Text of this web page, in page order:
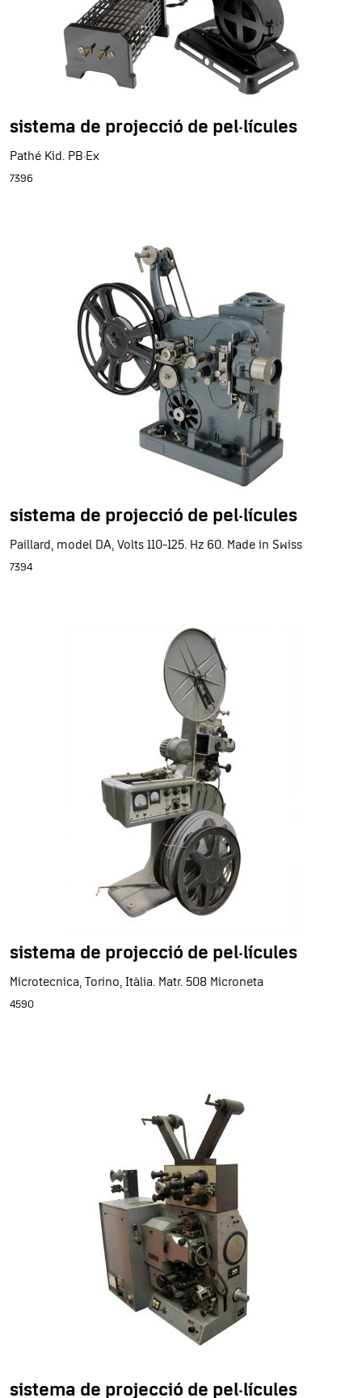
sistema de projecció de pel·lícules
Pathé Kid. PB·Ex
7396
sistema de projecció de pel·lícules
Paillard, model DA, Volts 110-125. Hz 60. Made in Swiss
7394
sistema de projecció de pel·lícules
Microtecnica, Torino, Itàlia. Matr. 508 Microneta
4590
sistema de projecció de pel·lícules